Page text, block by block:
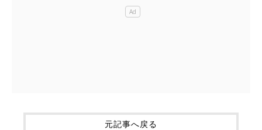
元記事へ戻る